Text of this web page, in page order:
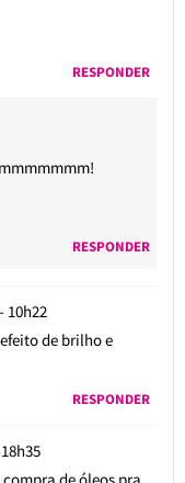
RESPONDER
RESPONDER
10h22
de brilho e
RESPONDER